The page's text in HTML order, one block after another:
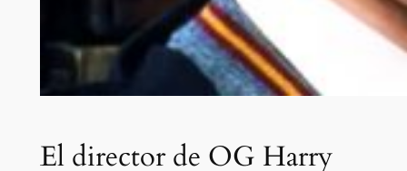
El director de OG Harry